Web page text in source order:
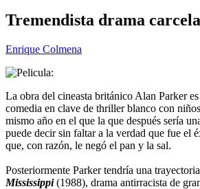
Tremendista drama
Enrique Colmena
La obra del cineasta británico Alan Parker
comedia en clave de thriller blanco con
mismo año en el que la que después sería
puede decir sin faltar a la verdad que fue el
que, con razón, le negó el pan y la sal.
Posteriormente Parker tendría una
Mississippi(1988), drama antirracista de